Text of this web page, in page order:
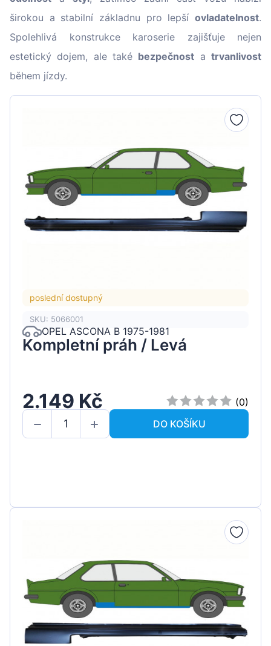
širokou a stabilní základnu pro lepší ovladatelnost.
Spolehlivá konstrukce karoserie zajišťuje nejen
estetický dojem, ale také bezpečnost atrvanlivost
během jízdy.
poslední dostupný
SKU: 5066001
OPEL ASCONA B 1975-1981
Kompletní práh / Levá
2.149 Kč
(0)
DO KOŠÍKU